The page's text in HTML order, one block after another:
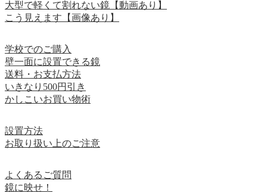
大型で軽くて割れない鏡【動画あり】
こう見えます【画像あり】
学校でのご購入
壁一面に設置できる鏡
送料・お支払方法
いきなり500円引き
かしこいお買い物術
設置方法
お取り扱い上のご注意
よくあるご質問
鏡に映せ！